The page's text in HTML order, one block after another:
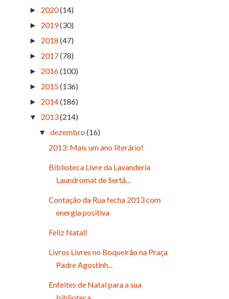
► 2020(14)
► 2019(30)
► 2018 (47)
► 2017(78)
► 2016(100)
► 2015(136)
► 2014(186)
▼ 2013(214)
▼ dezembro(16)
2013: Mais um ano literário!
Biblioteca Livre da Lavanderia
Laundromat de Sertã...
Contação da Rua fecha 2013 com
energia positiva
Feliz Natal!
Livros Livres no Boqueirão na Praça
Padre Agostinh...
Enfeites de Natal para a sua